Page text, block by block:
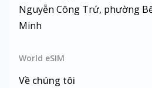
Nguyễn Công Trứ, phường
Minh
World eSIM
Về chúng tôi